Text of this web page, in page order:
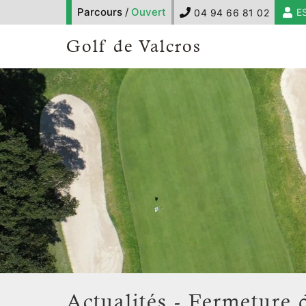
Parcours / Ouvert 04 94 66 81 02
Golf de Valcros